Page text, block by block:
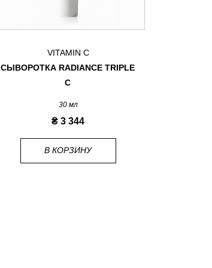
VITAMIN C
СЫВОРОТКА RADIANCE TRIPLE
C
30 мл
₴ 3 344
В КОРЗИНУ